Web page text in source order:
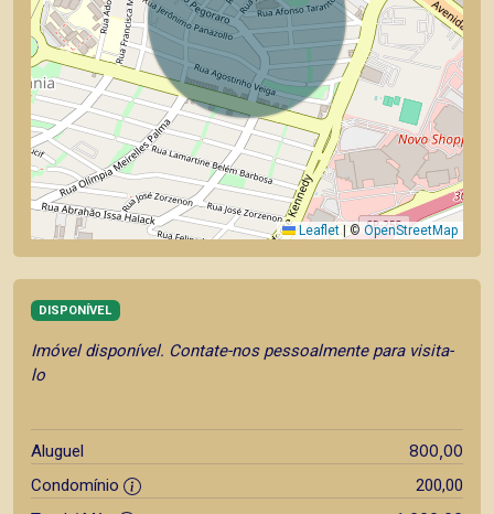
Leaflet |© OpenStreetMap
DISPONÍVEL
Imóvel disponível. Contate-nos pessoalmente para visita-
lo
Aluguel 800,00
Condomínio
200,00